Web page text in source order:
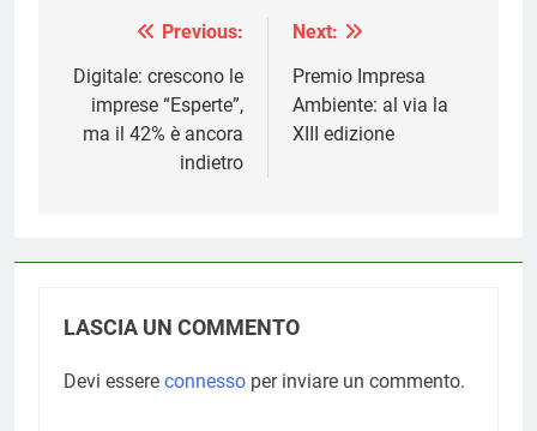
Navigazione
articoli
Previous:
Digitale: crescono le
imprese “Esperte”,
ma il 42% è ancora
indietro
Next:
Premio Impresa
Ambiente: al via la
XIII edizione
LASCIA UN COMMENTO
Devi essere connesso per inviare un commento.